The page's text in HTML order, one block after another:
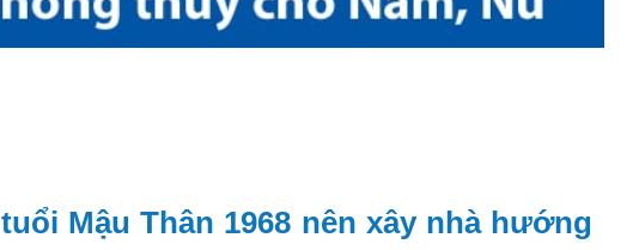
tuổi Mậu Thân 1968 nên xây nhà hướng